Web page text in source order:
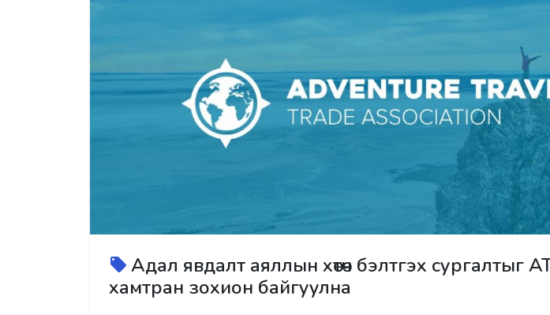
Адал явдалт аяллын хөтөч бэлтгэх сургалтыг
хамтран зохион байгуулна